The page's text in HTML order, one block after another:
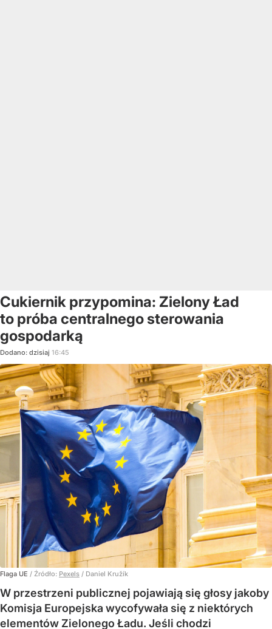
Cukiernik przypomina: Zielony Ład
to próba centralnego sterowania
gospodarką
Dodano: dzisiaj 16:45
Flaga UE / Źródło: Pexels / Daniel Kružík
W przestrzeni publicznej pojawiają się głosy jakoby
Komisja Europejska wycofywała się z niektórych
elementów Zielonego Ładu. Jeśli chodzi